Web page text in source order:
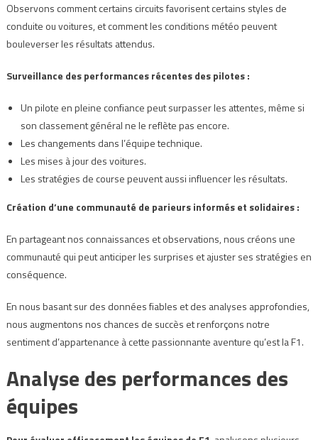
Observons comment certains circuits favorisent certains styles de
conduite ou voitures, et comment les conditions météo peuvent
bouleverser les résultats attendus.
Surveillance des performances récentes des pilotes :
Un pilote en pleine confiance peut surpasser les attentes, même si
son classement général ne le reflète pas encore.
Les changements dans l’équipe technique.
Les mises à jour des voitures.
Les stratégies de course peuvent aussi influencer les résultats.
Création d’une communauté de parieurs informés et solidaires :
En partageant nos connaissances et observations, nous créons une
communauté qui peut anticiper les surprises et ajuster ses stratégies en
conséquence.
En nous basant sur des données fiables et des analyses approfondies,
nous augmentons nos chances de succès et renforçons notre
sentiment d’appartenance à cette passionnante aventure qu’est la F1.
Analyse des performances des
équipes